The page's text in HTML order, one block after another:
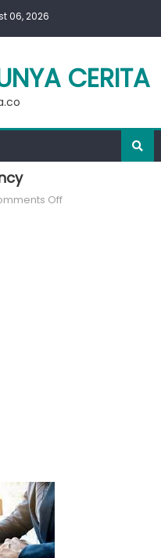
06, 2026
CERITA
Offon